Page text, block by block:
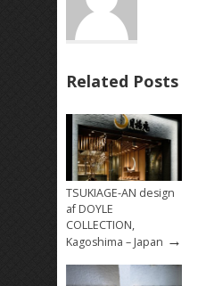
Related Posts
TSUKIAGE-AN design
af DOYLE
COLLECTION,
Kagoshima – Japan →